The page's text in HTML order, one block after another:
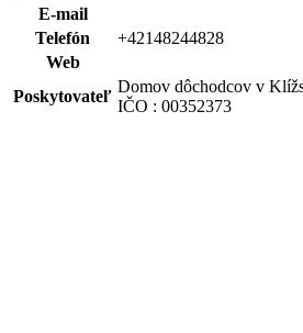
E-mail
Telefón
+42148244828
Web
Poskytovateľ
Domov dôchodcov v
IČO : 00352373